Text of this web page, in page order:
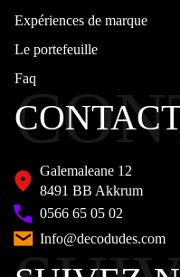
Expériences de marque
Le portefeuille
Faq
Galemaleane 12
8491 BB Akkrum
0566 65 05 02
Info@decodudes.com